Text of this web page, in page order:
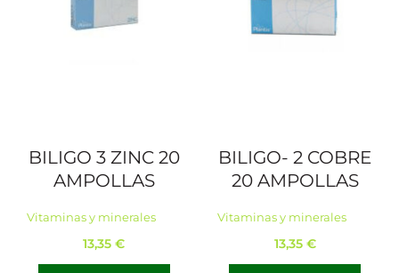
BILIGO 3 ZINC 20
AMPOLLAS
Vitaminas y minerales
13,35€
BILIGO- 2 COBRE
20 AMPOLLAS
Vitaminas y minerales
13,35 €